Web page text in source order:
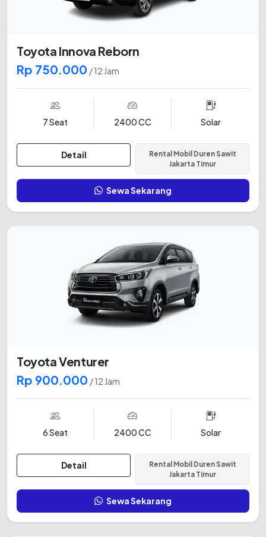
Toyota Innova Reborn
Rp 750.000 / 12 Jam
7 Seat 2400 CC Solar
Detail
Rental Mobil Duren Sawit
Jakarta Timur
Sewa Sekarang
Toyota Venturer
Rp 900.000 / 12 Jam
6 Seat 2400 CC Solar
Detail
Rental Mobil Duren Sawit
Jakarta Timur
Sewa Sekarang